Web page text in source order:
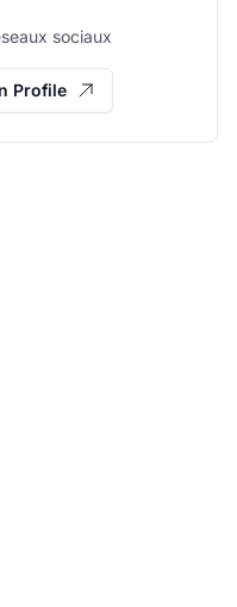
sociaux
Profile